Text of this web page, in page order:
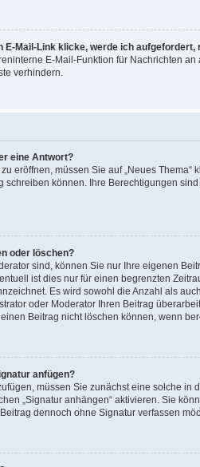
E-Mail-Link klicke, werde ich aufgefordert,
E-Mail-Funktion für Nachrichten
verhindern.
eine Antwort?
eröffnen, müssen Sie auf „Neues
können. Ihre Berechtigungen
oder löschen?
sind, können Sie nur Ihre eigenen
ist dies nur für einen begrenzten
Es wird sowohl die Anzahl als
oder Moderator Ihren Beitrag
Beitrag nicht löschen können, wenn
anfügen?
müssen Sie zunächst eine solche
„Signatur anhängen“ aktivieren. Sie
dennoch ohne Signatur verfassen